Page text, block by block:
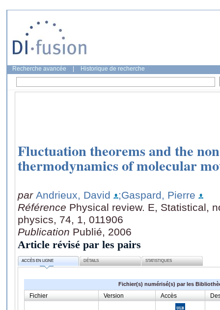
Recherche avancée Historique de recherche
Fluctuation theorems and the
thermodynamics of molecular
par Andrieux, David
;Gaspard, Pierre
Référence Physical review. E, Statistical,
physics, 74, 1, 011906
Publication Publié, 2006
Article révisé par les pairs
ACCÈS EN LIGNE DÉTAILS STATISTIQUES
Fichier(s) numérisé(s) par les
Fichier Version Accès